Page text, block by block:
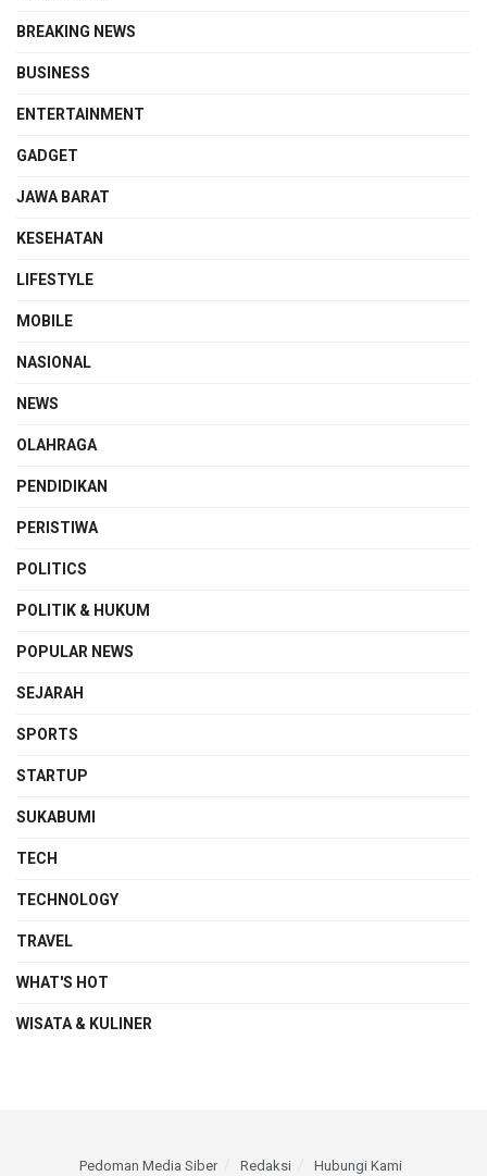
BREAKING NEWS
BUSINESS
ENTERTAINMENT
GADGET
JAWA BARAT
KESEHATAN
LIFESTYLE
MOBILE
NASIONAL
NEWS
OLAHRAGA
PENDIDIKAN
PERISTIWA
POLITICS
POLITIK & HUKUM
POPULAR NEWS
SEJARAH
SPORTS
STARTUP
SUKABUMI
TECH
TECHNOLOGY
TRAVEL
WHAT'S HOT
WISATA & KULINER
Pedoman Media Siber Redaksi Hubungi Kami